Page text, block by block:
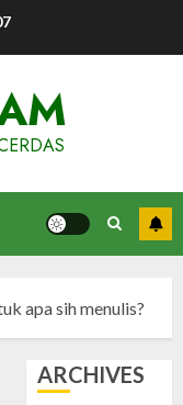
apa sih menulis?
ARCHIVES